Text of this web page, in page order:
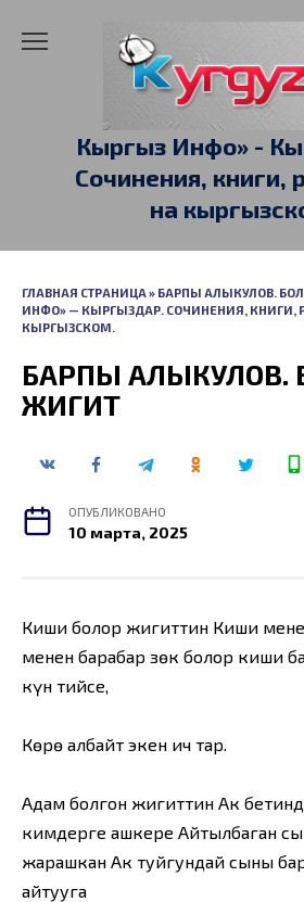
Кыргыз Инфо» -
Сочинения, книги,
на
ГЛАВНАЯ СТРАНИЦА» БАРПЫ АЛЫКУЛОВ.
ИНФО» — КЫРГЫЗДАР. СОЧИНЕНИЯ, КНИГИ,
КЫРГЫЗСКОМ.
БАРПЫ АЛЫКУЛОВ.
ЖИГИТ
ОПУБЛИКОВАНО
10 марта, 2025
Киши болор жигиттин Киши
менен барабар Өзөк болор киши
күн тийсе,
Көрө албайт экен ич тар.
Адам болгон жигиттин Ак
кимдерге ашкере Айтылбаган
жарашкан Ак туйгундай сыны
айтууга